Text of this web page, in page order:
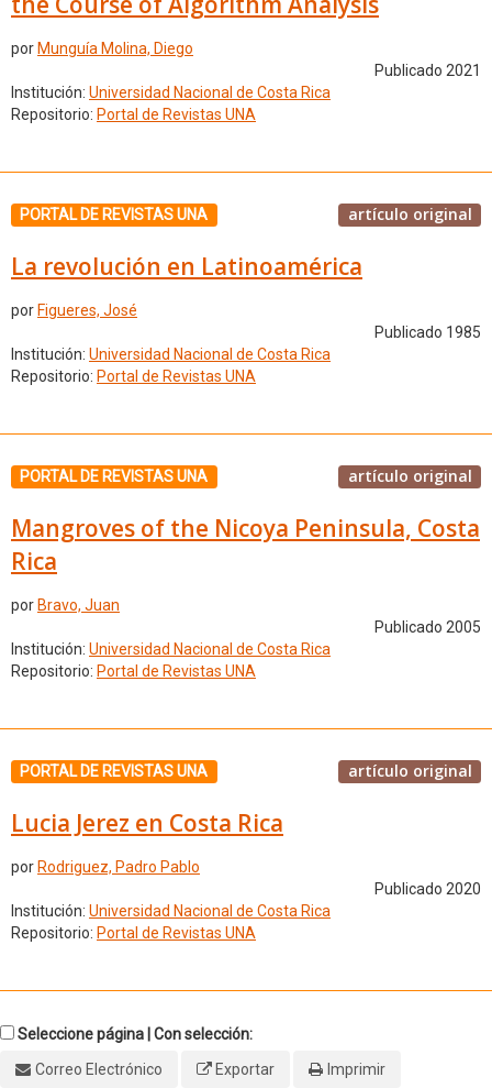
por Munguía Molina, Diego
Publicado 2021
Institución: Universidad Nacional de Costa Rica
Repositorio: Portal de Revistas UNA
PORTAL DE REVISTAS UNA artículo original
La revolución en Latinoamérica
por Figueres, José
Publicado 1985
Institución: Universidad Nacional de Costa Rica
Repositorio: Portal de Revistas UNA
PORTAL DE REVISTAS UNA artículo original
Mangroves of the Nicoya Peninsula, Costa
Rica
por Bravo, Juan
Publicado 2005
Institución: Universidad Nacional de Costa Rica
Repositorio: Portal de Revistas UNA
PORTAL DE REVISTAS UNA artículo original
Lucia Jerez en Costa Rica
por Rodriguez, Padro Pablo
Publicado 2020
Institución: Universidad Nacional de Costa Rica
Repositorio: Portal de Revistas UNA
Seleccione página | Con selección:
Correo Electrónico
Exportar Imprimir